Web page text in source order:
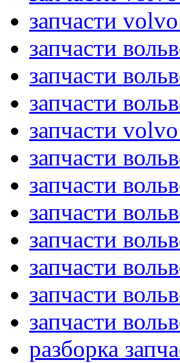
запчасти
запчасти
запчасти
запчасти
запчасти
запчасти
запчасти
запчасти
запчасти
запчасти
запчасти
запчасти
разборка